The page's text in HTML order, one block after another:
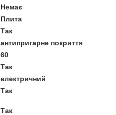
Немає
Плита
Так
антипригарне покриття
60
Так
електричний
Так
Так